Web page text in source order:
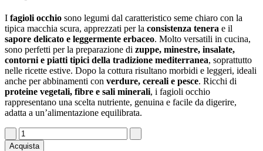
I fagioli occhio sono legumi dal caratteristico seme chiaro con la
tipica macchia scura, apprezzati per la consistenza tenera e il
sapore delicato e leggermente erbaceo. Molto versatili in cucina,
sono perfetti per la preparazione di zuppe, minestre, insalate,
contorni e piatti tipici della tradizione mediterranea, soprattutto
nelle ricette estive. Dopo la cottura risultano morbidi e leggeri, ideali
anche per abbinamenti con verdure, cereali e pesce. Ricchi di
proteine vegetali, fibre e sali minerali, i fagioli occhio
rappresentano una scelta nutriente, genuina e facile da digerire,
adatta a un’alimentazione equilibrata.
Acquista